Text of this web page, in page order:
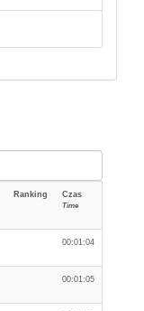
Ranking Czas
Time
00:01:04
00:01:05